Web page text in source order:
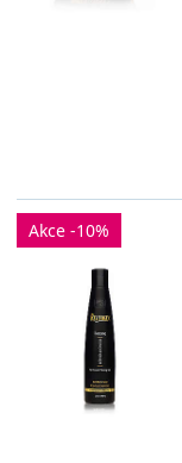
Akce -10%